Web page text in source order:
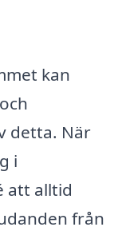
kan
detta. När
i
att alltid
från